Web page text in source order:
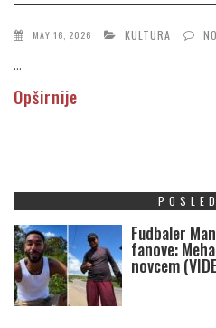
MAY 16, 2026 KULTURA
...
Opširnije
Fudbaler
fanove:
novcem